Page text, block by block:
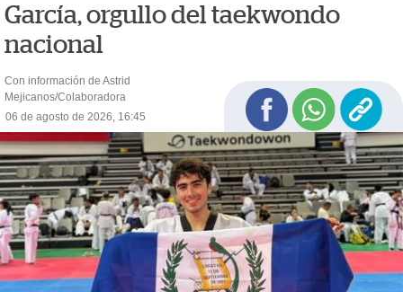
García, orgullo del taekwondo
nacional
Con información de Astrid
Mejicanos/Colaboradora
06 de agosto de 2026, 16:45